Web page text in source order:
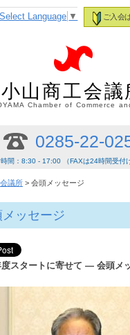
ご入会
Select Language ▼
小山商工会議
Chamber of Commerce
0285-22-
間：8:30 - 17:00 （FAXは24時間受付
議所 > 会頭メッセージ
メッセージ
度スタートに寄せて ― 会頭メ